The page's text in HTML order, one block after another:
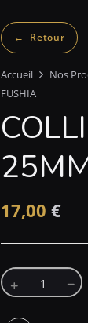
Accueil Nos
FUSHIA
17,00 €